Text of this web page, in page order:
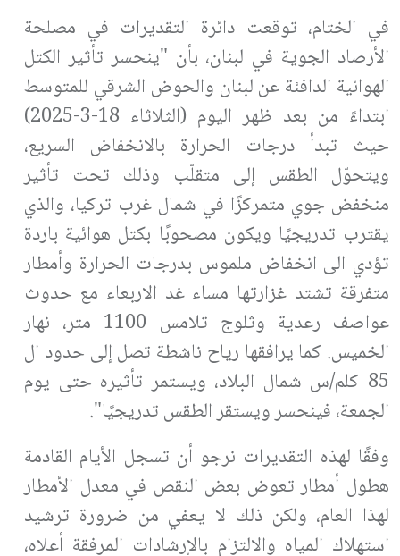
في الختام، توقعت دائرة التقديرات في مصلحة
الأرصاد الجوية في لبنان، بأن "ينحسر تأثير الكتل
الهوائية الدافئة عن لبنان والحوض الشرقي للمتوسط
ابتداءً من بعد ظهر اليوم (الثلاثاء 18-3-2025)
حيث تبدأ درجات الحرارة بالانخفاض السريع،
ويتحوّل الطقس إلى متقلّب وذلك تحت تأثير
منخفض جوي متمركزًا في شمال غرب تركيا، والذي
يقترب تدريجيًا ويكون مصحوبًا بكتل هوائية باردة
تؤدي الى انخفاض ملموس بدرجات الحرارة وأمطار
متفرقة تشتد غزارتها مساء غد الاربعاء مع حدوث
عواصف رعدية وثلوج تلامس 1100 متر، نهار
الخميس. كما يرافقها رياح ناشطة تصل إلى حدود ال
85 كلم/س شمال البلاد، ويستمر تأثيره حتى يوم
الجمعة، فينحسر ويستقر الطقس تدريجيًا".
وفقًا لهذه التقديرات نرجو أن تسجل الأيام القادمة
هطول أمطار تعوض بعض النقص في معدل الأمطار
لهذا العام، ولكن ذلك لا يعفي من ضرورة ترشيد
استهلاك المياه والالتزام بالإرشادات المرفقة أعلاه،